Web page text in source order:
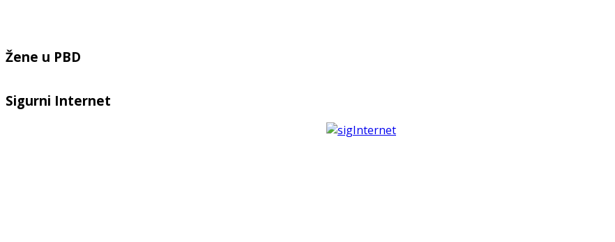
Žene u PBD
Sigurni Internet